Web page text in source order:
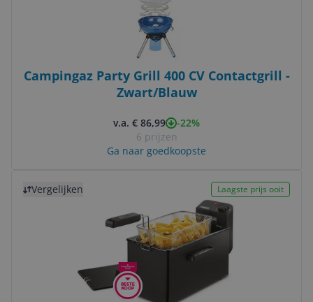
Campingaz Party Grill 400 CV Contactgrill -
Zwart/Blauw
v.a. € 86,99
-22%
6 prijzen
Ga naar goedkoopste
Vergelijken Laagste prijs ooit